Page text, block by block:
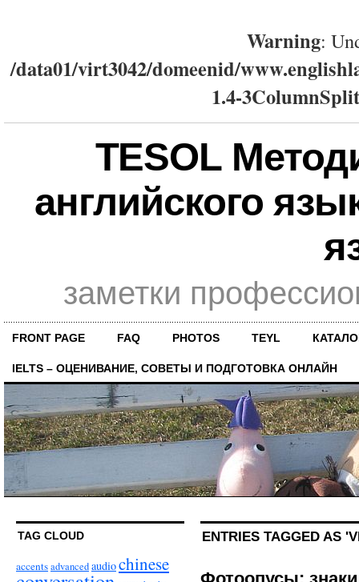
Warning:
/data01/virt3042/domeenid/
1.4-
TESOL
английского
заметки
FRONT PAGE FAQ PHOTOS TEYL
IELTS – ОЦЕНИВАНИЕ, СОВЕТЫ И ПОДГОТОВКА ОНЛАЙН
TAG CLOUD
accentsadvancedaudiochinese
ENTRIES TAGGED AS